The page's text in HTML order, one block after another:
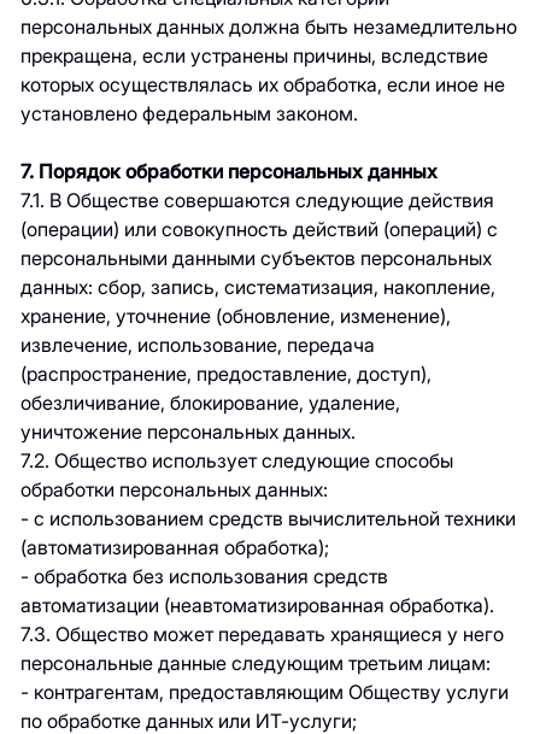
персональных данных должна быть незамедлительно
прекращена, если устранены причины, вследствие
которых осуществлялась их обработка, если иное не
установлено федеральным законом.
7. Порядок обработки персональных данных
7.1. В Обществе совершаются следующие действия
(операции) или совокупность действий (операций) с
персональными данными субъектов персональных
данных: сбор, запись, систематизация, накопление,
хранение, уточнение (обновление, изменение),
извлечение, использование, передача
(распространение, предоставление, доступ),
обезличивание, блокирование, удаление,
уничтожение персональных данных.
7.2. Общество использует следующие способы
обработки персональных данных:
- с использованием средств вычислительной техники
(автоматизированная обработка);
- обработка без использования средств
автоматизации (неавтоматизированная обработка).
7.3. Общество может передавать хранящиеся у него
персональные данные следующим третьим лицам:
- контрагентам, предоставляющим Обществу услуги
по обработке данных или ИТ-услуги;